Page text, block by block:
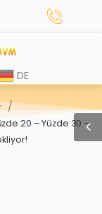
DE
/
20 – Yüzde 30 –